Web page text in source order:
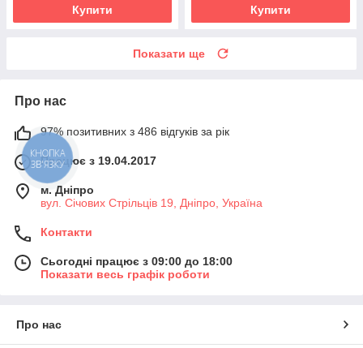
Купити Купити
Показати ще
Про нас
97% позитивних з 486 відгуків за рік
Працює з 19.04.2017
м. Дніпро
вул. Січових Стрільців 19, Дніпро, Україна
Контакти
Сьогодні працює з 09:00 до 18:00
Показати весь графік роботи
Про нас
КНОПКА
ЗВ'ЯЗКУ